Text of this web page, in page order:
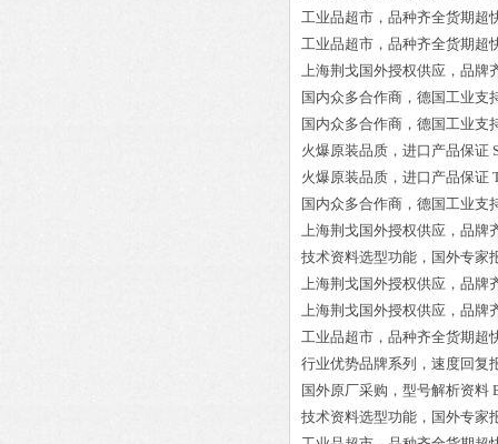
工业品超市，品种齐全货期超
工业品超市，品种齐全货期超
上海荆戈国外授权供应，品牌
国内众多合作商，德国工业支
国内众多合作商，德国工业支
火爆原装品质，进口产品保证
火爆原装品质，进口产品保证
国内众多合作商，德国工业支
上海荆戈国外授权供应，品牌
技术资料选型功能，国外专家
上海荆戈国外授权供应，品牌
上海荆戈国外授权供应，品牌
工业品超市，品种齐全货期超
行业优势品牌系列，速度回复
国外原厂采购，型号解析资料
技术资料选型功能，国外专家